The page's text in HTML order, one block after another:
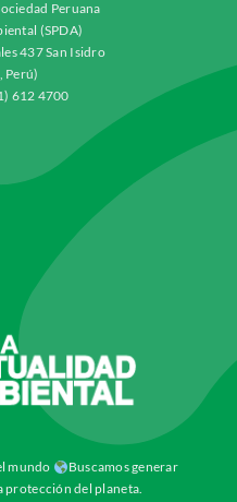
Peruana
(SPDA)
437 San Isidro
Perú)
612 4700
mundo
Buscamos generar
protección del planeta.